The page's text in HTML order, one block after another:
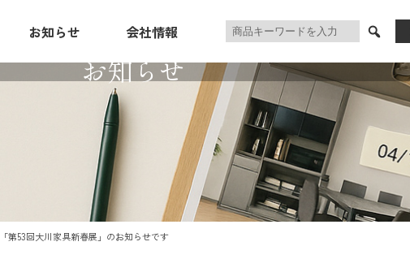
ニングセット ソファ・リビングセット
お知らせ 会社情報
製
品
を
検
索
お知らせ
「第53回大川家具新春展」のお知らせです